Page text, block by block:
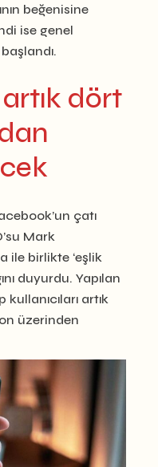
beğenisine
ise genel
dört
çatı
Mark
ile birlikte ‘eşlik
duyurdu. Yapılan
artık
üzerinden